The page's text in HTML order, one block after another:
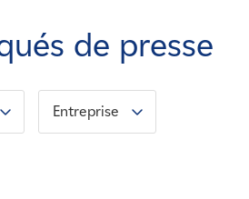
de presse
Entreprise